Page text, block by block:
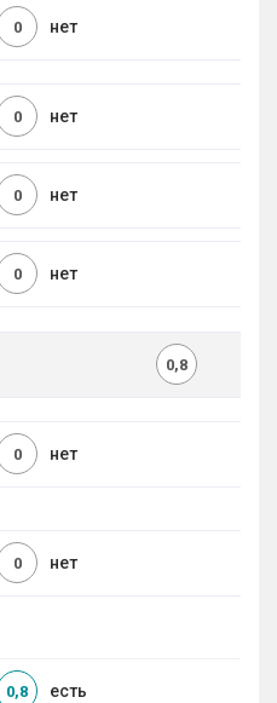
нет
0
нет
0
нет
0
нет
0
0,8
нет
0
нет
0
есть
0,8